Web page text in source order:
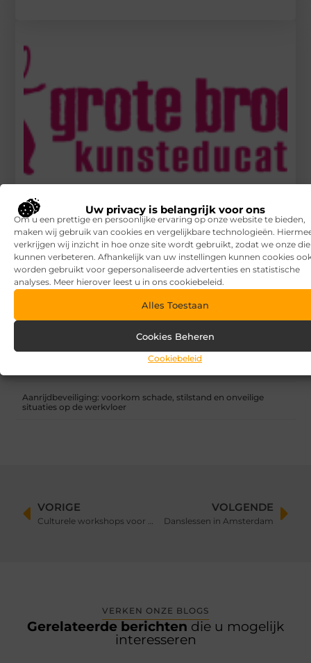
Uw privacy is belangrijk voor ons
Om u een prettige en persoonlijke ervaring op onze website te bieden,
maken wij gebruik van cookies en vergelijkbare technologieën.
verkrijgen wij inzicht in hoe onze site wordt gebruikt, zodat we onze
kunnen verbeteren. Afhankelijk van uw instellingen kunnen cookies
worden gebruikt voor gepersonaliseerde advertenties en statistische
analyses. Meer hierover leest u in ons cookiebeleid.
Alles Toestaan
Cookies Beheren
Cookiebeleid
Leuke culturele activiteiten voor alle klassen
RECENTE BERICHTEN
7 tips voor het kiezen van een luxe vakantiepark
Waar let je op bij het kiezen van een vakantiepark?
Zandbak schoon en diervriendelijk houden
Aanrijdbeveiliging: voorkom schade, stilstand en onveilige
situaties op de werkvloer
VORIGE
Culturele workshops voor de middelbare school
VOLGENDE
Danslessen in Amsterdam
VERKEN ONZE BLOGS
Gerelateerde berichten die u mogelijk
interesseren